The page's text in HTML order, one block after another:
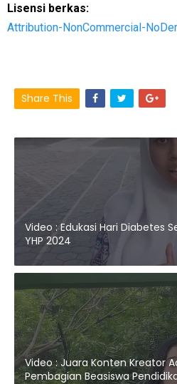
Lisensi berkas:
Attribution-NonCommercial-
Share This
Video : Edukasi Hari Diabetes
YHP 2024
Video : Juara Konten Kreator
Pembagian Beasiswa